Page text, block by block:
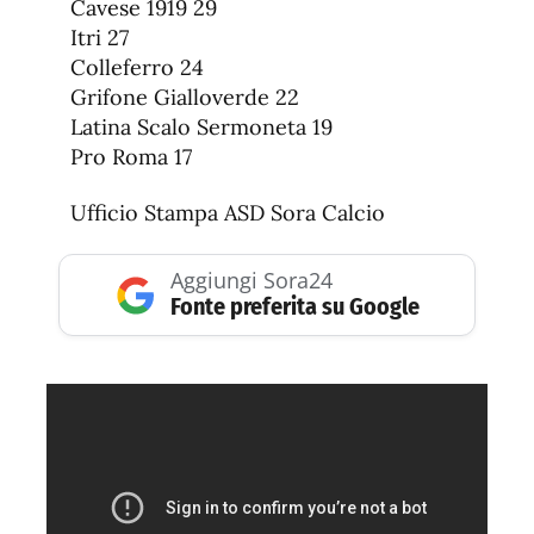
Cavese 1919 29
Itri 27
Colleferro 24
Grifone Gialloverde 22
Latina Scalo Sermoneta 19
Pro Roma 17
Ufficio Stampa ASD Sora Calcio
Aggiungi Sora24
Fonte preferita su Google